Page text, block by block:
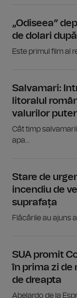
„Odiseea”
de dolari
Este primul film al
Salvamari:
litoralul
valurilor
Cât timp
apa...
Stare de
incendiu de
suprafața
Flăcările au ajuns
SUA promit
în prima zi de
de dreapta
Abelardo de la